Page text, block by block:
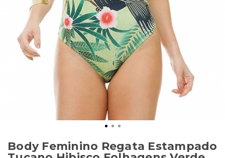
Body Feminino Regata Estampado